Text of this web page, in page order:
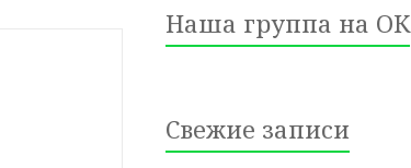
Наша группа на ОК
Свежие записи